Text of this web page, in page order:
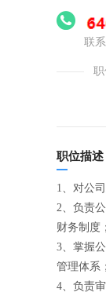
联
职位描述
1、对公
2、负责
财务制度
3、掌握
管理体系
4、负责